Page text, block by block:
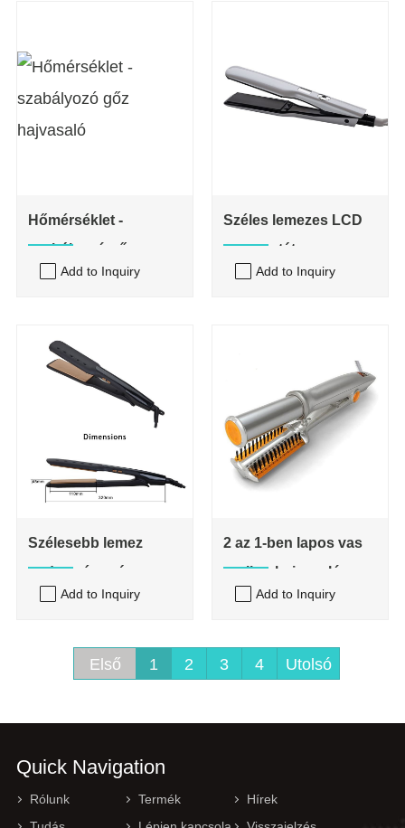
Hőmérséklet -
szabályozó gőz
hajvasaló
Add to Inquiry
Széles lemezes LCD
termosztát
hajvaselatos
Add to Inquiry
Szélesebb lemez
nedves és száraz
kiegyenesítő
Add to Inquiry
2 az 1-ben lapos vas
curling hajvasaló
Add to Inquiry
Első 1 2 3 4 Utolsó
Quick Navigation
Rólunk Termék
Hírek